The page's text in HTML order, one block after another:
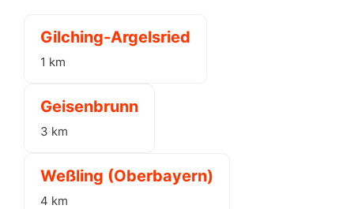
Gilching-Argelsried
1 km
Geisenbrunn
3 km
Weßling (Oberbayern)
4 km